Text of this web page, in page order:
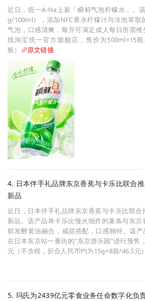
近日，统一A-Ha上新「瞬鲜气泡柠檬水」。
g/100ml），添加NFC香水柠檬汁与冷泡萃取
气泡，口感清爽，每升可满足成人每日所需
线淘宝统一官方旗舰店，售价为500ml×15
板）
原文链接
4. 日本伴手礼品牌东京香蕉与卡乐比联合推
新品
近日，日本伴手礼品牌东京香蕉与卡乐比联合
新品。该产品将卡乐比慢火细炸的薯条与东
郁发酵黄油融合，咸甜搭配，口感独特。该
在日本东京站一番街的“东京游乐园”进行预售
元（不含税，折合人民币约为15g×8袋/46.5元）
5. 玛氏为2439亿元零食业务任命数字化负